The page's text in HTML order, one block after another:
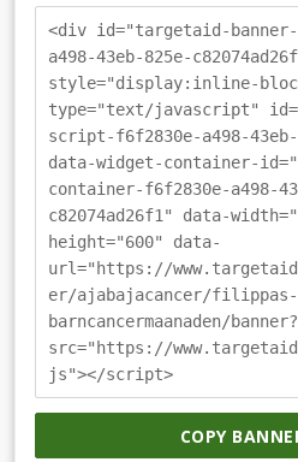
<div id="targetaid-
a498-43eb-825e-
style="display:inline-
type="text/javascript"
script-f6f2830e-a498-43eb-
data-widget-container-
container-f6f2830e-a498-
c82074ad26f1" data-
height="600" data-
url="https://
er/ajabajacancer/filippas-
barncancermaanaden/
src="https://
js"></script>
COPY